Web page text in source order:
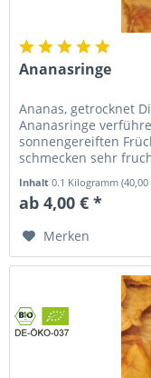
Ananasringe
Ananas, getrocknet
Ananasringe
sonnengereiften
schmecken sehr
Inhalt0.1 Kilogramm
ab 4,00 € *
Merken